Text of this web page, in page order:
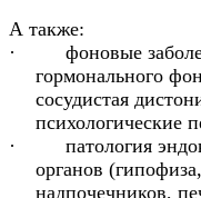
А также:
· фоновые
гормонального
сосудистая
психологические
· патология
органов
надпочечников,